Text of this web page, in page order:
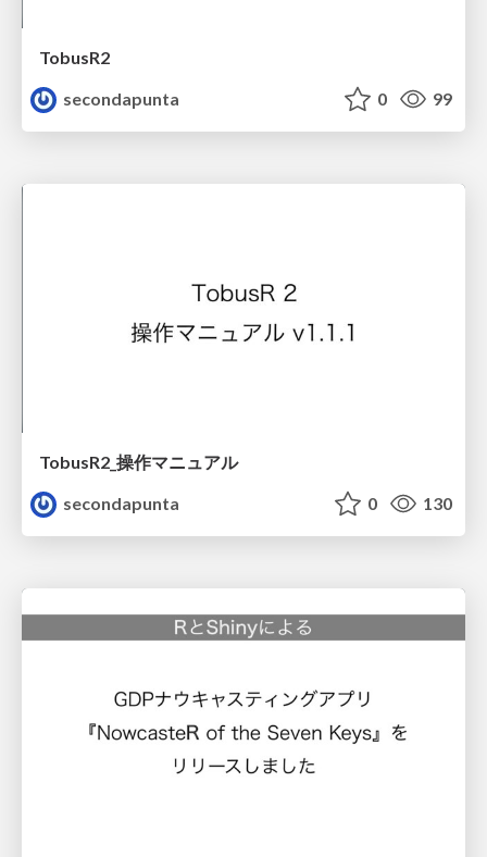
TobusR2
secondapunta
0 99
TobusR2_操作マニュアル
secondapunta
0 130